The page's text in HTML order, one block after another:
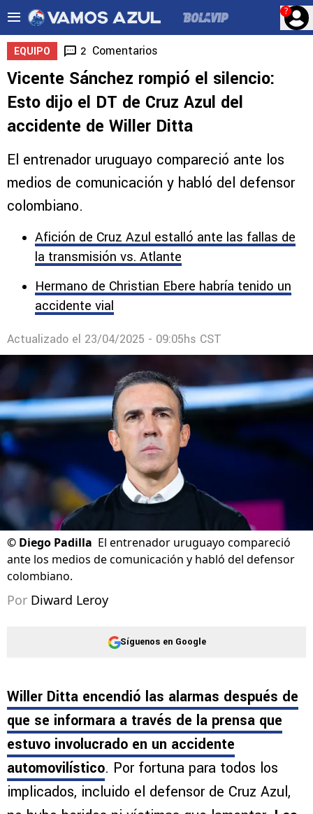
?
EQUIPO 2 Comentarios
Vicente Sánchez rompió el silencio:
Esto dijo el DT de Cruz Azul del
accidente de Willer Ditta
El entrenador uruguayo compareció ante los
medios de comunicación y habló del defensor
colombiano.
Afición de Cruz Azul estalló ante las fallas de
la transmisión vs. Atlante
Hermano de Christian Ebere habría tenido un
accidente vial
Actualizado el 23/04/2025 - 09:05hs CST
© Diego Padilla El entrenador uruguayo compareció
ante los medios de comunicación y habló del defensor
colombiano.
Por Diward Leroy
Síguenos en Google
Willer Ditta encendió las alarmas después de
que se informara a través de la prensa que
estuvo involucrado en un accidente
automovilístico. Por fortuna para todos los
implicados, incluido el defensor de Cruz Azul,